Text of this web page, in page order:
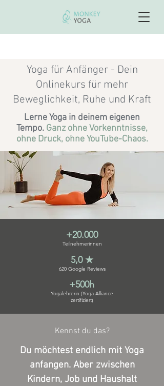
Yoga für Anfänger - Dein
Onlinekurs für mehr
Beweglichkeit, Ruhe und Kraft
Lerne Yoga in deinem eigenen
Tempo. Ganz ohne Vorkenntnisse,
ohne Druck, ohne YouTube-Chaos.
+20.000
Teilnehmerinnen
5,0 ★
620 Google Reviews
+500h
Yogalehrerin (Yoga Alliance
zertifiziert)
Kennst du das?
Du möchtest endlich mit Yoga
anfangen. Aber zwischen
Kindern, Job und Haushalt